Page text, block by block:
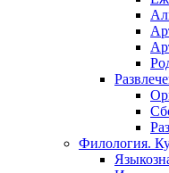
Филология.